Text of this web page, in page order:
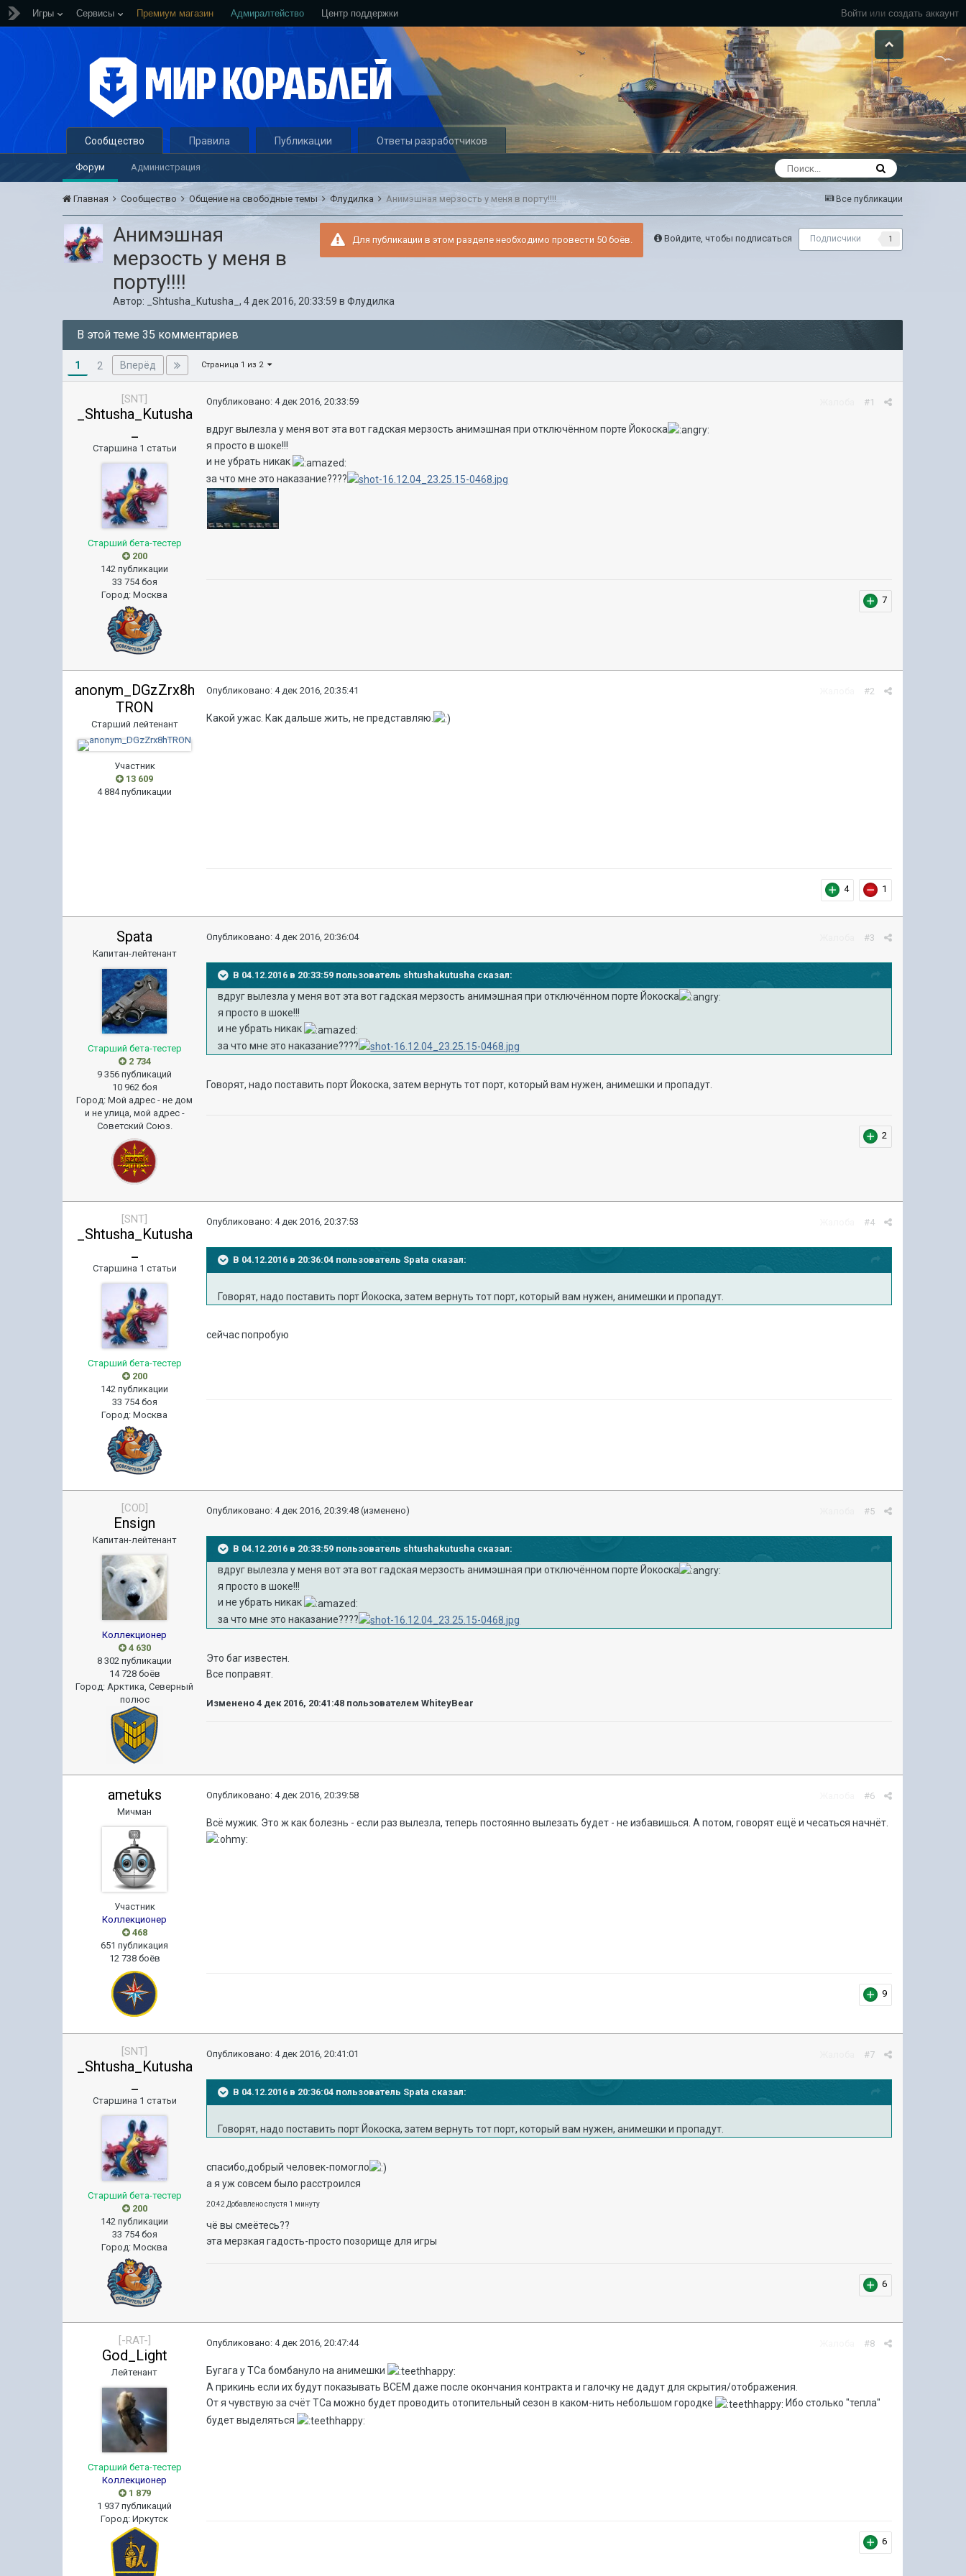
Войти или создать аккаунт
Игры Сервисы Премиум магазин Адмиралтейство Центр поддержки
Сообщество
Форум Администрация
Правила Публикации Ответы разработчиков
Все публикации
Главная Сообщество Общение на свободные темы Флудилка Анимэшная мерзость у меня в порту!!!!
Войдите, чтобы подписаться Подписчики 1
Для публикации в этом разделе необходимо провести 50 боёв.
Анимэшная
мерзость у меня в
порту!!!!
Автор: _Shtusha_Kutusha_,4 дек 2016, 20:33:59 вФлудилка
В этой теме 35 комментариев
1 2 Вперёд Страница 1 из 2
[SNT]
_Shtusha_Kutusha
Старшина 1 статьи
Старший бета-тестер
200
142 публикации
33 754 боя
Город:Москва
#1
Опубликовано:4 дек 2016, 20:33:59
вдруг вылезла у меня вот эта вот гадская мерзость анимэшная при отключённом порте Йокоска
я просто в шоке!!!
и не убрать никак
за что мне это наказание????
7
anonym_DGzZrx8h
TRON
Старший лейтенант
Участник
13 609
4 884 публикации
#2
Опубликовано:4 дек 2016, 20:35:41
Какой ужас. Как дальше жить, не представляю.
4 1
Spata
Капитан-лейтенант
Старший бета-тестер
2 734
9 356 публикаций
10 962 боя
Город:Мой адрес - не дом
и не улица, мой адрес -
Советский Союз.
#3
Опубликовано:4 дек 2016, 20:36:04
В 04.12.2016 в 20:33:59 пользователь shtushakutusha сказал:
вдруг вылезла у меня вот эта вот гадская мерзость анимэшная при отключённом порте Йокоска
я просто в шоке!!!
и не убрать никак
за что мне это наказание????
Говорят, надо поставить порт Йокоска, затем вернуть тот порт, который вам нужен, анимешки и пропадут.
2
[SNT]
_Shtusha_Kutusha
Старшина 1 статьи
Старший бета-тестер
200
142 публикации
33 754 боя
Город:Москва
#4
Опубликовано:4 дек 2016, 20:37:53
В 04.12.2016 в 20:36:04 пользователь Spata сказал:
Говорят, надо поставить порт Йокоска, затем вернуть тот порт, который вам нужен, анимешки и пропадут.
сейчас попробую
[COD]
Ensign
Капитан-лейтенант
Коллекционер
4 630
8 302 публикации
14 728 боёв
Город:Арктика, Северный
полюс
#5
Опубликовано:4 дек 2016, 20:39:48 (изменено)
В 04.12.2016 в 20:33:59 пользователь shtushakutusha сказал:
вдруг вылезла у меня вот эта вот гадская мерзость анимэшная при отключённом порте Йокоска
я просто в шоке!!!
и не убрать никак
за что мне это наказание????
Это баг известен.
Все поправят.
Изменено4 дек 2016, 20:41:48 пользователем WhiteyBear
ametuks
Мичман
Участник
Коллекционер
468
651 публикация
12 738 боёв
#6
Опубликовано:4 дек 2016, 20:39:58
Всё мужик. Это ж как болезнь - если раз вылезла, теперь постоянно вылезать будет - не избавишься. А потом, говорят ещё и чесаться начнёт.
9
[SNT]
_Shtusha_Kutusha
Старшина 1 статьи
Старший бета-тестер
200
142 публикации
33 754 боя
Город:Москва
#7
Опубликовано:4 дек 2016, 20:41:01
В 04.12.2016 в 20:36:04 пользователь Spata сказал:
Говорят, надо поставить порт Йокоска, затем вернуть тот порт, который вам нужен, анимешки и пропадут.
спасибо,добрый человек-помогло
а я уж совсем было расстроился
20:42 Добавлено спустя 1 минуту
чё вы смеётесь??
эта мерзкая гадость-просто позорище для игры
6
[-RAT-]
God_Light
Лейтенант
Старший бета-тестер
Коллекционер
1 879
1 937 публикаций
Город:Иркутск
#8
Опубликовано:4 дек 2016, 20:47:44
Бугага у ТСа бомбануло на анимешки
А прикинь если их будут показывать ВСЕМ даже после окончания контракта и галочку не дадут для скрытия/отображения.
От я чувствую за счёт ТСа можно будет проводить отопительный сезон в каком-нить небольшом городке
Ибо столько "тепла"
будет выделяться
6